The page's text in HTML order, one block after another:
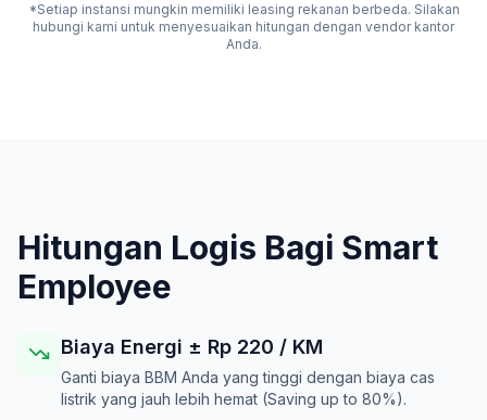
*Setiap instansi mungkin memiliki leasing rekanan berbeda. Silakan
hubungi kami untuk menyesuaikan hitungan dengan vendor kantor
Anda.
Hitungan Logis Bagi Smart
Employee
Biaya Energi ± Rp 220 / KM
Ganti biaya BBM Anda yang tinggi dengan biaya cas
listrik yang jauh lebih hemat (Saving up to 80%).